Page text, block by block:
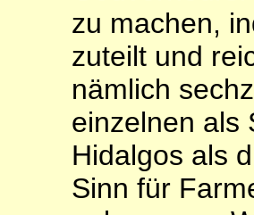
zu machen,
zuteilt und
nämlich
einzelnen als
Hidalgos als
Sinn für